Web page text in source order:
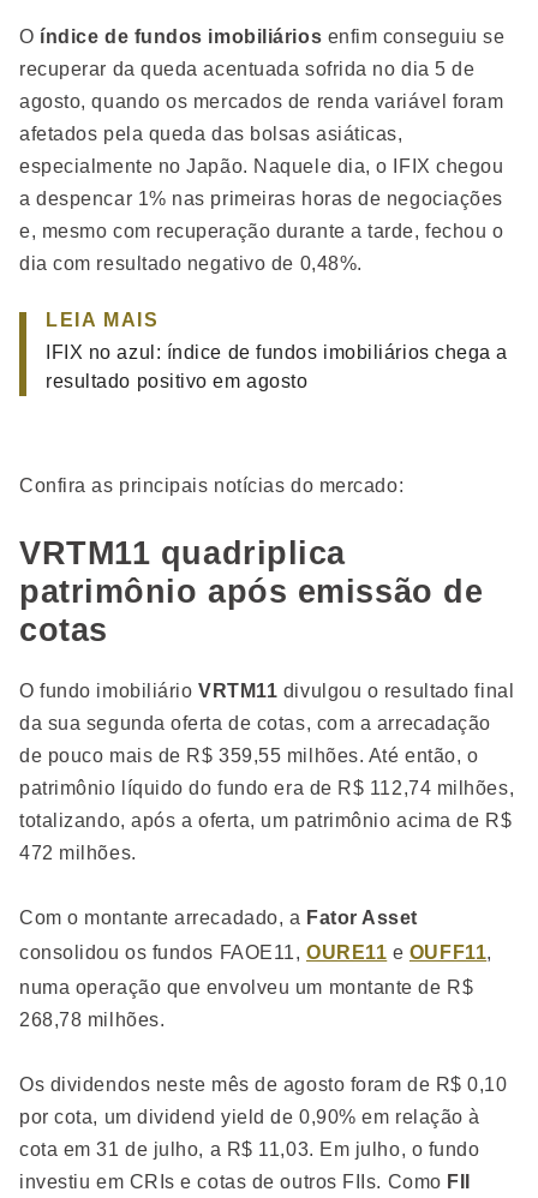
O índice de fundos imobiliários enfim conseguiu se
recuperar da queda acentuada sofrida no dia 5 de
agosto, quando os mercados de renda variável foram
afetados pela queda das bolsas asiáticas,
especialmente no Japão. Naquele dia, o IFIX chegou
a despencar 1% nas primeiras horas de negociações
e, mesmo com recuperação durante a tarde, fechou o
dia com resultado negativo de 0,48%.
LEIA MAIS
IFIX no azul: índice de fundos imobiliários chega a
resultado positivo em agosto
Confira as principais notícias do mercado:
VRTM11 quadriplica
patrimônio após emissão de
cotas
O fundo imobiliário VRTM11 divulgou o resultado final
da sua segunda oferta de cotas, com a arrecadação
de pouco mais de R$ 359,55 milhões. Até então, o
patrimônio líquido do fundo era de R$ 112,74 milhões,
totalizando, após a oferta, um patrimônio acima de R$
472 milhões.
Com o montante arrecadado, a Fator Asset
consolidou os fundos FAOE11, OURE11 e OUFF11,
numa operação que envolveu um montante de R$
268,78 milhões.
Os dividendos neste mês de agosto foram de R$ 0,10
por cota, um dividend yield de 0,90% em relação à
cota em 31 de julho, a R$ 11,03. Em julho, o fundo
investiu em CRIs e cotas de outros FIIs. Como FII